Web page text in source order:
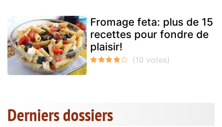
Fromage feta: plus de 15
recettes pour fondre de
plaisir!
Derniers dossiers